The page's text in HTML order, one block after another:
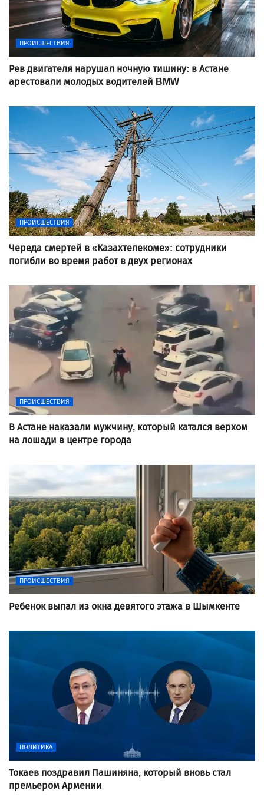
ПРОИСШЕСТВИЯ
Рев двигателя нарушал ночную тишину: в Астане
арестовали молодых водителей BMW
ПРОИСШЕСТВИЯ
Череда смертей в «Казахтелекоме»: сотрудники
погибли во время работ в двух регионах
ПРОИСШЕСТВИЯ
В Астане наказали мужчину, который катался верхом
на лошади в центре города
ПРОИСШЕСТВИЯ
Ребенок выпал из окна девятого этажа в Шымкенте
ПОЛИТИКА
Токаев поздравил Пашиняна, который вновь стал
премьером Армении